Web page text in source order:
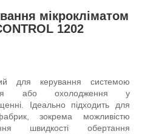
мікрокліматом
1202
для керування системою
або охолодження у
Ідеально підходить для
зокрема можливістю
швидкості обертання